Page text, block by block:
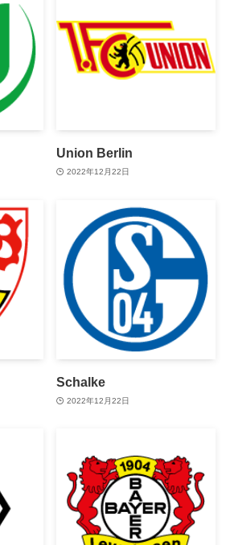
Union Berlin
2022年12月22日
Schalke
2022年12月22日